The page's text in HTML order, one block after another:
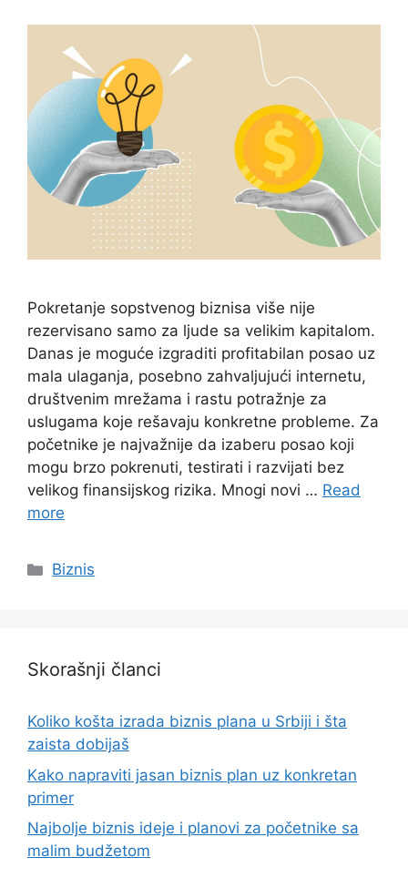
Pokretanje sopstvenog biznisa više nije
rezervisano samo za ljude sa velikim kapitalom.
Danas je moguće izgraditi profitabilan posao uz
mala ulaganja, posebno zahvaljujući internetu,
društvenim mrežama i rastu potražnje za
uslugama koje rešavaju konkretne probleme. Za
početnike je najvažnije da izaberu posao koji
mogu brzo pokrenuti, testirati i razvijati bez
velikog finansijskog rizika. Mnogi novi … Read
more
Categories
Biznis
Skorašnji članci
Koliko košta izrada biznis plana u Srbiji i šta
zaista dobijaš
Kako napraviti jasan biznis plan uz konkretan
primer
Najbolje biznis ideje i planovi za početnike sa
malim budžetom